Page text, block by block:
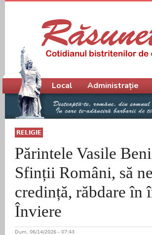
RELIGIE
Părintele Vasile
Sfinții Români, să
credință, răbdare în
Înviere
Dum, 06/14/2026 - 07:43
Meniu principal
Local Administrație